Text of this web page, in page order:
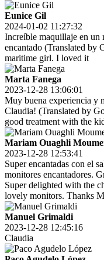
Eunice Gil
2024-01-02 11:27:32
Increíble maquillaje en un
encantado (Translated by
maritime girl. I loved it
Marta Fanega
2023-12-28 13:06:01
Muy buena experiencia y
Claudia! (Translated by
good treatment with the
Mariam Ouaghli
2023-12-28 12:53:41
Super encantadas con el
monitores encantadores.
Super delighted with the
lovely monitors. Thanks
Manuel Grimaldi
2023-12-28 12:45:16
Claudia